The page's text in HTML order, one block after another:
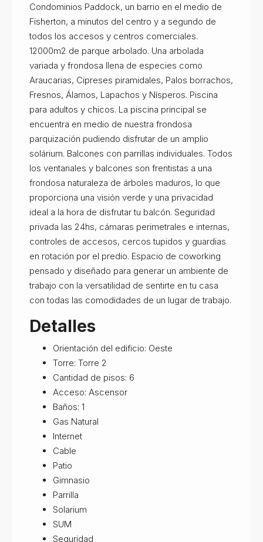
Condominios Paddock, un barrio en el medio de
Fisherton, a minutos del centro y a segundo de
todos los accesos y centros comerciales.
12000m2 de parque arbolado. Una arbolada
variada y frondosa llena de especies como
Araucarias, Cipreses piramidales, Palos borrachos,
Fresnos, Álamos, Lapachos y Nísperos. Piscina
para adultos y chicos. La piscina principal se
encuentra en medio de nuestra frondosa
parquización pudiendo disfrutar de un amplio
solárium. Balcones con parrillas individuales. Todos
los ventanales y balcones son frentistas a una
frondosa naturaleza de árboles maduros, lo que
proporciona una visión verde y una privacidad
ideal a la hora de disfrutar tu balcón. Seguridad
privada las 24hs, cámaras perimetrales e internas,
controles de accesos, cercos tupidos y guardias
en rotación por el predio. Espacio de coworking
pensado y diseñado para generar un ambiente de
trabajo con la versatilidad de sentirte en tu casa
con todas las comodidades de un lugar de trabajo.
Detalles
Orientación del edificio: Oeste
Torre: Torre 2
Cantidad de pisos: 6
Acceso: Ascensor
Baños: 1
Gas Natural
Internet
Cable
Patio
Gimnasio
Parrilla
Solarium
SUM
Seguridad